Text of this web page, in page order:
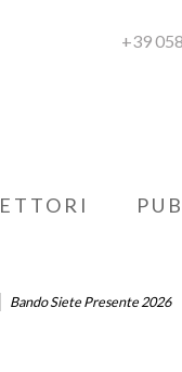
+39
Bando Siete Presente 2026